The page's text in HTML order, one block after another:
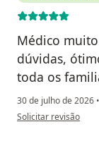
Médico
dúvidas,
toda os
30 de julho de 2026 •
na opinião do
Solicitar revisão